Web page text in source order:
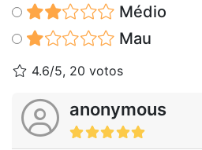
Médio
Mau
4.6/5, 20 votos
anonymous